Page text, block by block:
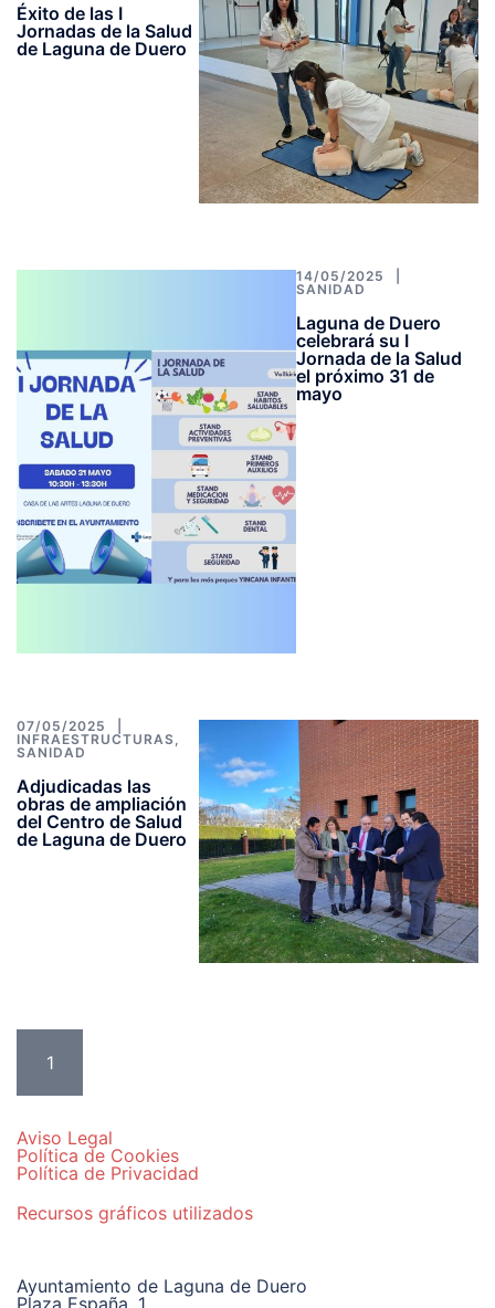
Éxito de las I
Jornadas de la Salud
de Laguna de Duero
14/05/2025
SANIDAD
Laguna de Duero
celebrará su I
Jornada de la Salud
el próximo 31 de
mayo
07/05/2025
INFRAESTRUCTURAS
SANIDAD
Adjudicadas las
obras de ampliación
del Centro de Salud
de Laguna de Duero
Paginación
entradas
1
Aviso Legal
Política de Cookies
Política de Privacidad
Recursos gráficos utilizados
Ayuntamiento de Laguna de Duero
Plaza España, 1